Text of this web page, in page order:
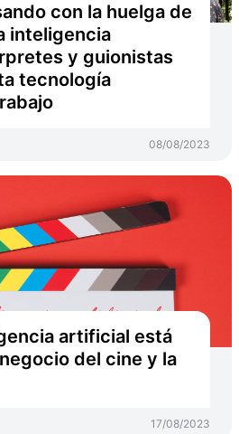
con la huelga de
inteligencia
y guionistas
tecnología
08/08/2023
artificial está
del cine y la
17/08/2023